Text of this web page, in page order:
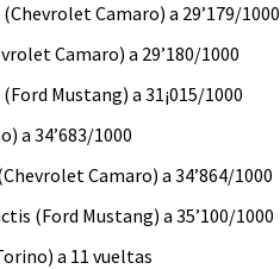
Camaro) a 29’179/1000
Camaro) a 29’180/1000
Mustang) a 31¡015/1000
a 34’683/1000
Camaro) a 34’864/1000
(Ford Mustang) a 35’100/1000
a 11 vueltas